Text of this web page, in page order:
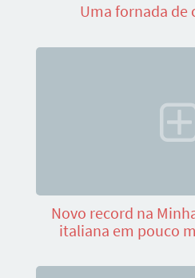
Uma fornada
Novo record na
italiana em pouco